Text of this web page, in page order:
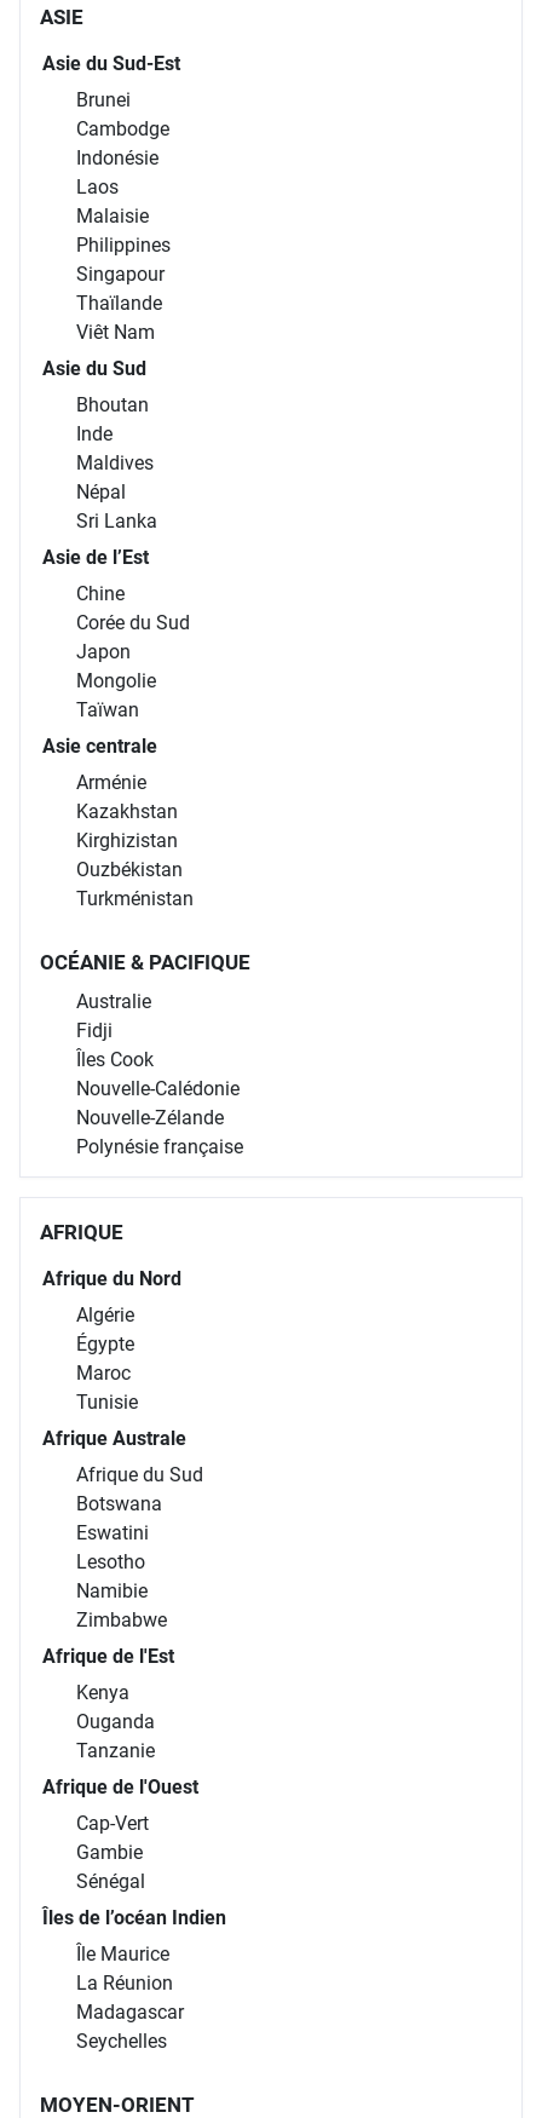
ASIE
Asie du Sud-Est
Brunei
Cambodge
Indonésie
Laos
Malaisie
Philippines
Singapour
Thaïlande
Viêt Nam
Asie du Sud
Bhoutan
Inde
Maldives
Népal
Sri Lanka
Asie de l’Est
Chine
Corée du Sud
Japon
Mongolie
Taïwan
Asie centrale
Arménie
Kazakhstan
Kirghizistan
Ouzbékistan
Turkménistan
OCÉANIE & PACIFIQUE
Australie
Fidji
Îles Cook
Nouvelle-Calédonie
Nouvelle-Zélande
Polynésie française
AFRIQUE
Afrique du Nord
Algérie
Égypte
Maroc
Tunisie
Afrique Australe
Afrique du Sud
Botswana
Eswatini
Lesotho
Namibie
Zimbabwe
Afrique de l'Est
Kenya
Ouganda
Tanzanie
Afrique de l'Ouest
Cap-Vert
Gambie
Sénégal
Îles de l’océan Indien
Île Maurice
La Réunion
Madagascar
Seychelles
MOYEN-ORIENT